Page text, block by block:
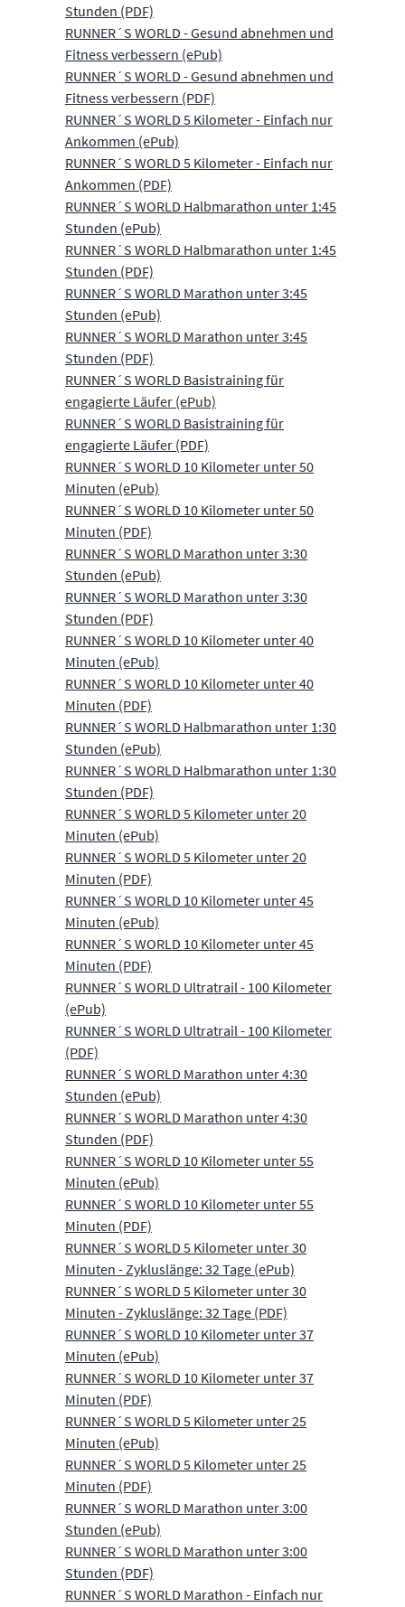
Stunden (PDF)
RUNNER´S WORLD - Gesund abnehmen und
Fitness verbessern (ePub)
RUNNER´S WORLD - Gesund abnehmen und
Fitness verbessern (PDF)
RUNNER´S WORLD 5 Kilometer - Einfach nur
Ankommen (ePub)
RUNNER´S WORLD 5 Kilometer - Einfach nur
Ankommen (PDF)
RUNNER´S WORLD Halbmarathon unter 1:45
Stunden (ePub)
RUNNER´S WORLD Halbmarathon unter 1:45
Stunden (PDF)
RUNNER´S WORLD Marathon unter 3:45
Stunden (ePub)
RUNNER´S WORLD Marathon unter 3:45
Stunden (PDF)
RUNNER´S WORLD Basistraining für
engagierte Läufer (ePub)
RUNNER´S WORLD Basistraining für
engagierte Läufer (PDF)
RUNNER´S WORLD 10 Kilometer unter 50
Minuten (ePub)
RUNNER´S WORLD 10 Kilometer unter 50
Minuten (PDF)
RUNNER´S WORLD Marathon unter 3:30
Stunden (ePub)
RUNNER´S WORLD Marathon unter 3:30
Stunden (PDF)
RUNNER´S WORLD 10 Kilometer unter 40
Minuten (ePub)
RUNNER´S WORLD 10 Kilometer unter 40
Minuten (PDF)
RUNNER´S WORLD Halbmarathon unter 1:30
Stunden (ePub)
RUNNER´S WORLD Halbmarathon unter 1:30
Stunden (PDF)
RUNNER´S WORLD 5 Kilometer unter 20
Minuten (ePub)
RUNNER´S WORLD 5 Kilometer unter 20
Minuten (PDF)
RUNNER´S WORLD 10 Kilometer unter 45
Minuten (ePub)
RUNNER´S WORLD 10 Kilometer unter 45
Minuten (PDF)
RUNNER´S WORLD Ultratrail - 100 Kilometer
(ePub)
RUNNER´S WORLD Ultratrail - 100 Kilometer
(PDF)
RUNNER´S WORLD Marathon unter 4:30
Stunden (ePub)
RUNNER´S WORLD Marathon unter 4:30
Stunden (PDF)
RUNNER´S WORLD 10 Kilometer unter 55
Minuten (ePub)
RUNNER´S WORLD 10 Kilometer unter 55
Minuten (PDF)
RUNNER´S WORLD 5 Kilometer unter 30
Minuten - Zykluslänge: 32 Tage (ePub)
RUNNER´S WORLD 5 Kilometer unter 30
Minuten - Zykluslänge: 32 Tage (PDF)
RUNNER´S WORLD 10 Kilometer unter 37
Minuten (ePub)
RUNNER´S WORLD 10 Kilometer unter 37
Minuten (PDF)
RUNNER´S WORLD 5 Kilometer unter 25
Minuten (ePub)
RUNNER´S WORLD 5 Kilometer unter 25
Minuten (PDF)
RUNNER´S WORLD Marathon unter 3:00
Stunden (ePub)
RUNNER´S WORLD Marathon unter 3:00
Stunden (PDF)
RUNNER´S WORLD Marathon - Einfach nur